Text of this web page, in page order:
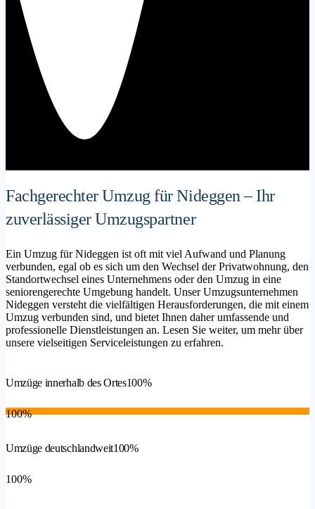
Fachgerechter Umzug für Nideggen – Ihr
zuverlässiger Umzugspartner
Ein Umzug für Nideggen ist oft mit viel Aufwand und Planung
verbunden, egal ob es sich um den Wechsel der Privatwohnung, den
Standortwechsel eines Unternehmens oder den Umzug in eine
seniorengerechte Umgebung handelt. Unser Umzugsunternehmen
Nideggen versteht die vielfältigen Herausforderungen, die mit einem
Umzug verbunden sind, und bietet Ihnen daher umfassende und
professionelle Dienstleistungen an. Lesen Sie weiter, um mehr über
unsere vielseitigen Serviceleistungen zu erfahren.
Umzüge innerhalb des Ortes100%
100%
Umzüge deutschlandweit100%
100%